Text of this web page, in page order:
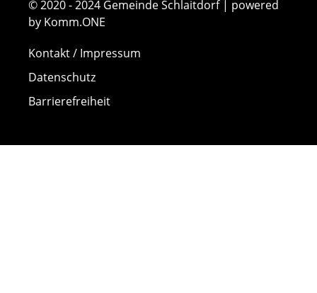
© 2020 - 2024 Gemeinde Schlaitdorf | powered
by Komm.ONE
Kontakt / Impressum
Datenschutz
Barrierefreiheit